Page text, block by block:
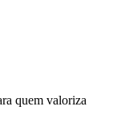
quem valoriza